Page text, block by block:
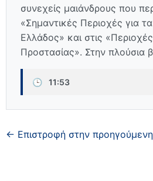
συνεχείς μαιάνδρους που
«Σημαντικές Περιοχές για
Ελλάδος» και στις «Περιοχές
Προστασίας». Στην πλούσια
🕒 11:53
← Επιστροφή στην